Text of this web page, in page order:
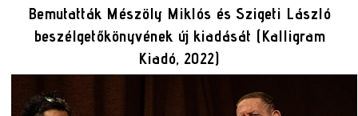
Bemutatták Mészöly Miklós és Szigeti László
beszélgetőkönyvének új kiadását (Kalligram
Kiadó, 2022)